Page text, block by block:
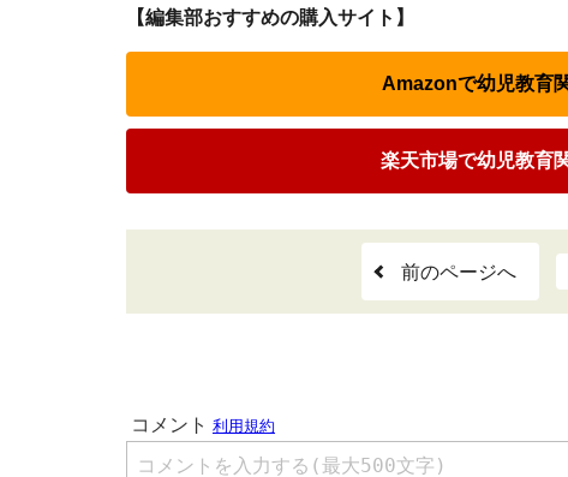
【編集部おすすめの購入サイト】
Amazonで幼児教育
楽天市場で幼児教育
前のページへ